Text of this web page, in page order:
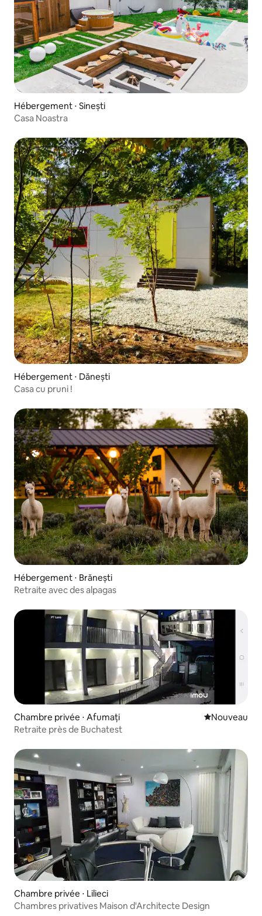
Hébergement ⋅ Sinești
Casa Noastra
Hébergement ⋅ Dănești
Casa cu pruni !
Hébergement ⋅ Brănești
Retraite avec des alpagas
Chambre privée ⋅ Afumați Nouvel
Nouveau
Retraite près de Buchatest
Chambre privée ⋅ Lilieci
Chambres privatives Maison d'Architecte Design